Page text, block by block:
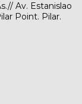
Av. Estanislao
Point. Pilar.